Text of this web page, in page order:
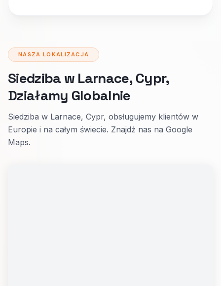
NASZA LOKALIZACJA
Siedziba w Larnace, Cypr,
Działamy Globalnie
Siedziba w Larnace, Cypr, obsługujemy klientów w
Europie i na całym świecie. Znajdź nas na Google
Maps.